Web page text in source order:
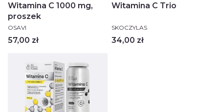
Witamina C 1000 mg,
proszek
PRODUCENT
OSAVI
Cena
57,00 zł
Witamina C Trio
PRODUCENT
SKOCZYLAS
Cena
34,00 zł